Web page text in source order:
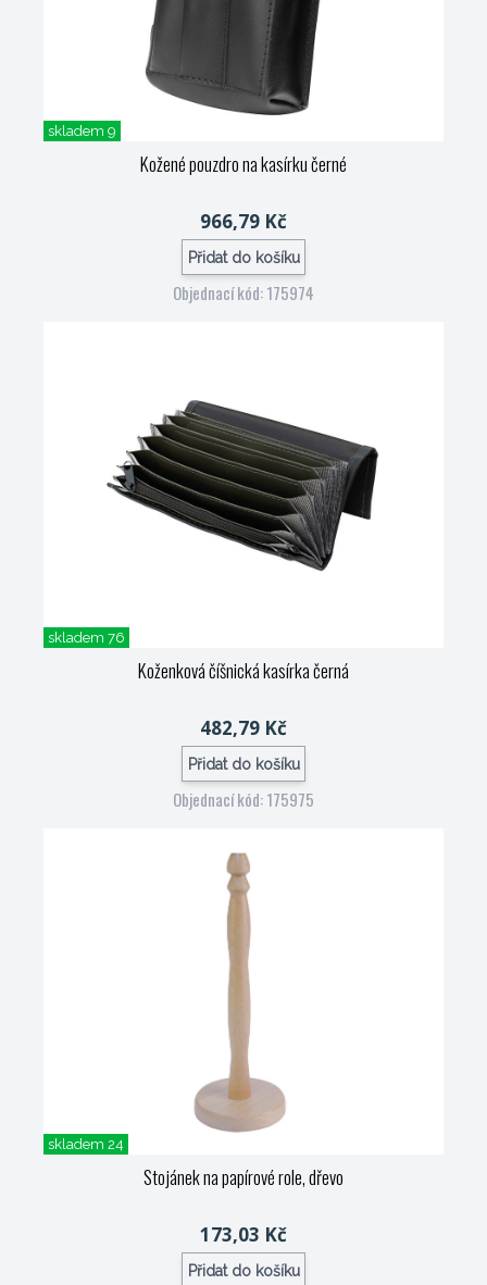
skladem 9
Kožené pouzdro na kasírku černé
966,79 Kč
Přidat do košíku
Objednací kód: 175974
skladem 76
Koženková číšnická kasírka černá
482,79 Kč
Přidat do košíku
Objednací kód: 175975
skladem 24
Stojánek na papírové role, dřevo
173,03 Kč
Přidat do košíku